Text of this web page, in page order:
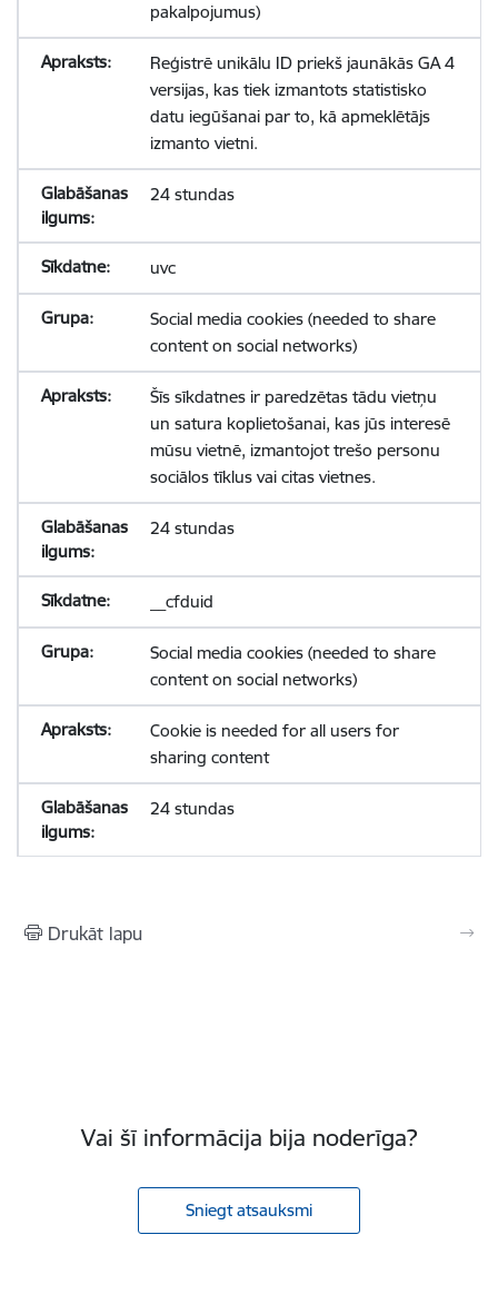
pakalpojumus)
Reģistrē unikālu ID priekš jaunākās GA 4
versijas, kas tiek izmantots statistisko
datu iegūšanai par to, kā apmeklētājs
izmanto vietni.
24 stundas
uvc
Social media cookies (needed to share
content on social networks)
Šīs sīkdatnes ir paredzētas tādu vietņu
un satura koplietošanai, kas jūs interesē
mūsu vietnē, izmantojot trešo personu
sociālos tīklus vai citas vietnes.
24 stundas
__cfduid
Social media cookies (needed to share
content on social networks)
Cookie is needed for all users for
sharing content
24 stundas
Drukāt lapu
Vai šī informācija bija noderīga?
Sniegt atsauksmi